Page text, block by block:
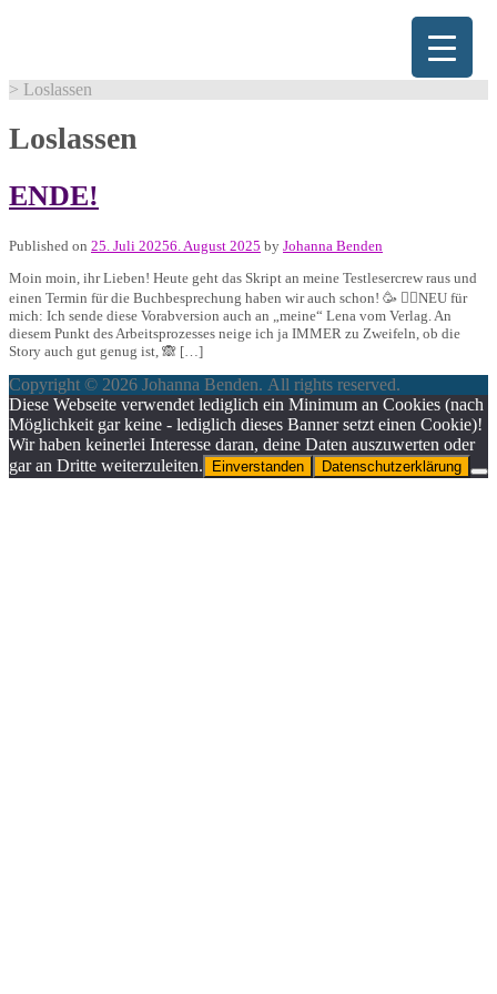
> Loslassen
Loslassen
ENDE!
Published on 25. Juli 20256. August 2025 by Johanna Benden
Moin moin, ihr Lieben! Heute geht das Skript an meine Testlesercrew raus und
einen Termin für die Buchbesprechung haben wir auch schon! 🥳 ☝🏻NEU für
mich: Ich sende diese Vorabversion auch an „meine“ Lena vom Verlag. An
diesem Punkt des Arbeitsprozesses neige ich ja IMMER zu Zweifeln, ob die
Story auch gut genug ist, 🙈 […]
Copyright © 2026 Johanna Benden. All rights reserved.
Diese Webseite verwendet lediglich ein Minimum an Cookies (nach
Möglichkeit gar keine - lediglich dieses Banner setzt einen Cookie)!
Wir haben keinerlei Interesse daran, deine Daten auszuwerten oder
gar an Dritte weiterzuleiten.
Einverstanden Datenschutzerklärung